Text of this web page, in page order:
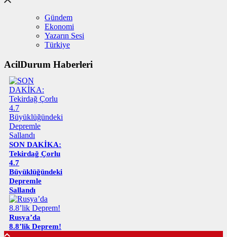
Gündem
Ekonomi
Yazarın Sesi
Türkiye
AcilDurum Haberleri
SON DAKİKA:
Tekirdağ Çorlu
4.7
Büyüklüğündeki
Depremle
Sallandı
Rusya’da
8.8’lik Deprem!